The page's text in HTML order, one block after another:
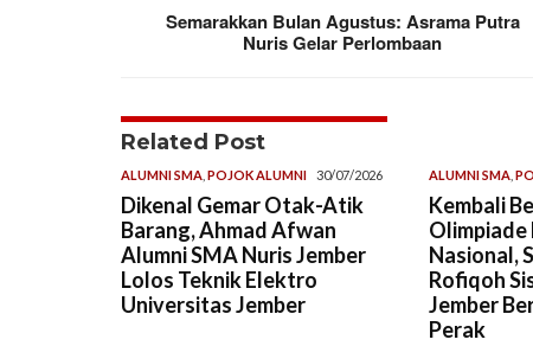
Semarakkan Bulan Agustus: Asrama Putra
Nuris Gelar Perlombaan
Related Post
ALUMNI SMA POJOK ALUMNI 30/07/2026
Dikenal Gemar Otak-Atik
Barang, Ahmad Afwan
Alumni SMA Nuris Jember
Lolos Teknik Elektro
Universitas Jember
ALUMNI SMA,
Kembali
Olimpiade
Nasional,
Rofiqoh
Jember
Perak